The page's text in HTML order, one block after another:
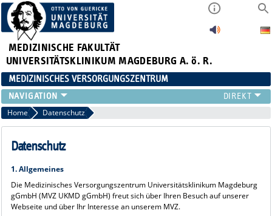
MEDIZINISCHE FAKULTÄT
UNIVERSITÄTSKLINIKUM MAGDEBURG A. ö. R.
MEDIZINISCHES VERSORGUNGSZENTRUM
ÜBER UNS
FACHBEREICHE
KARRIERE
DATENSCHUTZ
Home Datenschutz
Datenschutz
1. Allgemeines
Die Medizinisches Versorgungszentrum Universitätsklinikum Magdeburg
gGmbH (MVZ UKMD gGmbH) freut sich über Ihren Besuch auf unserer
Webseite und über Ihr Interesse an unserem MVZ.